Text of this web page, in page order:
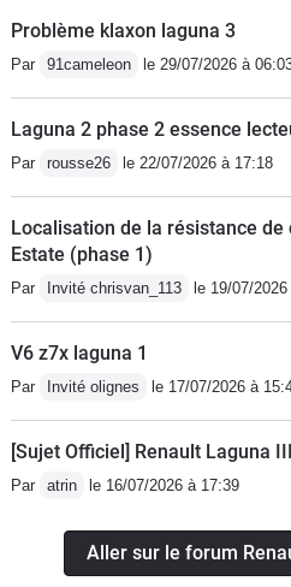
Problème klaxon laguna 3
Par 91cameleon le 29/07/2026 à
Laguna 2 phase 2 essence
Par rousse26 le 22/07/2026 à 17:18
Localisation de la résistance
Estate (phase 1)
Par Invité chrisvan_113 le 19/07/
V6 z7x laguna 1
Par Invité olignes le 17/07/2026 à
[Sujet Officiel] Renault Laguna
Par atrin le 16/07/2026 à 17:39
Aller sur le forum